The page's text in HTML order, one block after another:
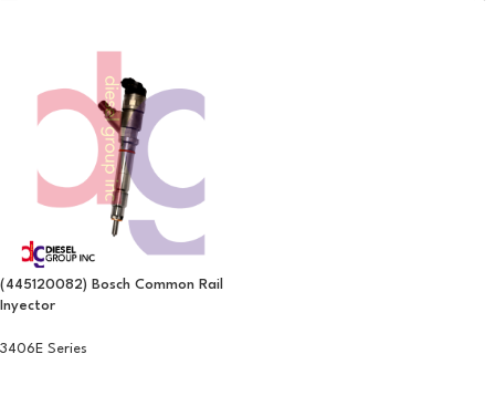
(445120082) Bosch Common Rail
Inyector
3406E Series